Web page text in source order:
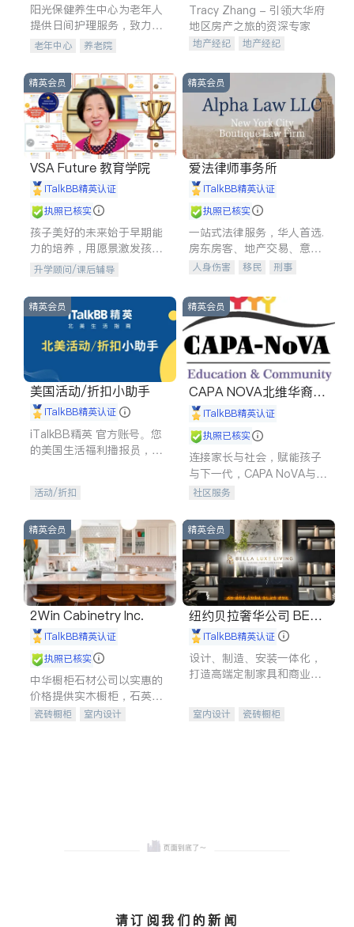
阳光保健养生中心为老年人
提供日间护理服务，致力于
通过持续的护理创新来有效
老年中心 养老院
Tracy Zhang - 引领大华府
地区房产之旅的资深专家
地产经纪
地产经纪
商铺租售
精英会员
VSA Future 教育学院
iTalkBB精英认证
执照已核实
孩子美好的未来始于早期能
力的培养，用愿景激发孩子
的学习潜力和动力。理念：
拥有成长型心态是成功的基
石。
升学顾问/课后辅导
精英会员
爱法律师事务所
iTalkBB精英认证
执照已核实
一站式法律服务，华人首选.
房东房客、地产交易、意外
伤害、车祸重伤、商业诉
建筑合同、刑事案件全包办
人身伤害 移民
刑事
信托/遗嘱
商业
索赔
律师-其它 保释
精英会员
美国活动/折扣小助手
iTalkBB精英认证
iTalkBB精英 官方账号。您
的美国生活福利播报员，精
专属福利。
活动/折扣
精英会员
CAPA NOVA北维华裔家
长会iTalkBB精英认证
执照已核实
连接家长与社会，赋能孩子
与下一代，CAPA NoVA与您
携手建设包容、公平、充满
社区服务
精英会员
2Win Cabinetry Inc.
iTalkBB精英认证
执照已核实
中华橱柜石材公司以实惠的
价格提供实木橱柜，石英石
台面，多种优质不锈钢水
瓷砖橱柜
室内设计
精英会员
纽约贝拉奢华公司 BELL
A LUXE
iTalkBB精英认证
设计、制造、安装一体化，
打造高端定制家具和商业空
室内设计
瓷砖橱柜
请订阅我们的新闻